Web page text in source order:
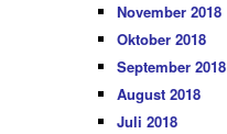
November 2018
Oktober 2018
September 2018
August 2018
Juli 2018